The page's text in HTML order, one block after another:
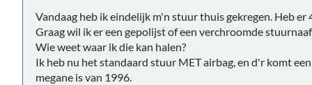
Vandaag heb ik eindelijk m'n stuur thuis gekregen. Heb
Graag wil ik er een gepolijst of een verchroomde
Wie weet waar ik die kan halen?
Ik heb nu het standaard stuur MET airbag, en d'r komt
megane is van 1996.